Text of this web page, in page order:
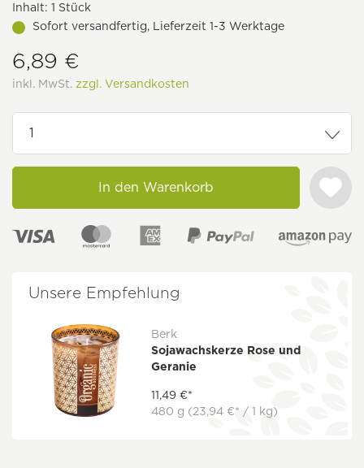
Inhalt: 1 Stück
Sofort versandfertig, Lieferzeit 1-3 Werktage
6,89 €
inkl. MwSt. zzgl. Versandkosten
In den Warenkorb
Unsere Empfehlung
Berk
Sojawachskerze Rose und
Geranie
11,49 €*
480 g (23,94 €* / 1 kg)